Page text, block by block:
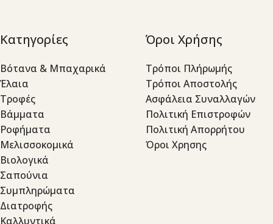
Κατηγορίες
Βότανα & Μπαχαρικά
Έλαια
Τροφές
Βάμματα
Ροφήματα
Μελισσοκομικά
Βιολογικά
Σαπούνια
Συμπληρώματα
Διατροφής
Καλλυντικά
Όροι Χρήσης
Τρόποι Πλήρωμής
Τρόποι Αποστολής
Ασφάλεια Συναλλαγών
Πολιτική Επιστροφών
Πολιτική Απορρήτου
Όροι Χρησης